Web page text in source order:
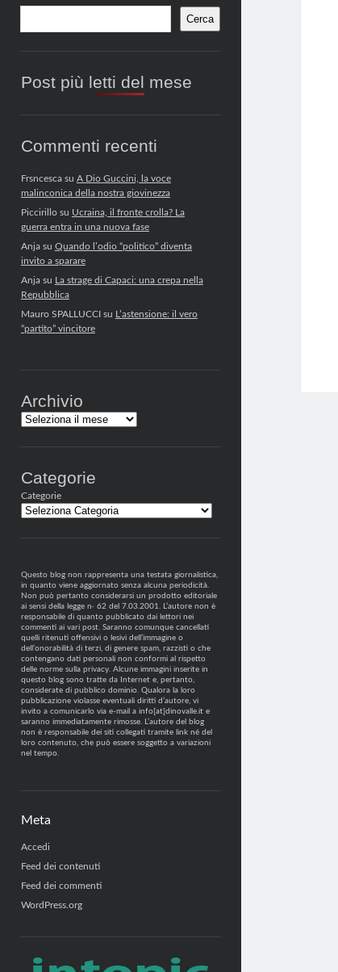
laterale
Cerca
Post più letti del mese
Commenti recenti
Frsncescasu A Dio Guccini, la voce
malinconica della nostra giovinezza
Piccirillosu Ucraina, il fronte crolla? La
guerra entra in una nuova fase
Anjasu Quando l’odio “politico” diventa
invito a sparare
Anjasu La strage di Capaci: una crepa nella
Repubblica
Mauro SPALLUCCIsu L’astensione: il vero
“partito” vincitore
Archivio
Archivi
Categorie
Categorie
Questo blog non rappresenta una testata giornalistica,
in quanto viene aggiornato senza alcuna periodicità.
Non può pertanto considerarsi un prodotto editoriale
ai sensi della legge n· 62 del 7.03.2001. L’autore non è
responsabile di quanto pubblicato dai lettori nei
commenti ai vari post. Saranno comunque cancellati
quelli ritenuti offensivi o lesivi dell’immagine o
dell’onorabilità di terzi, di genere spam, razzisti o che
contengano dati personali non conformi al rispetto
delle norme sulla privacy. Alcune immagini inserite in
questo blog sono tratte da Internet e, pertanto,
considerate di pubblico dominio. Qualora la loro
pubblicazione violasse eventuali diritti d’autore, vi
invito a comunicarlo via e-mail a info[at]dinovalle.it e
saranno immediatamente rimosse. L’autore del blog
non è responsabile dei siti collegati tramite link né del
loro contenuto, che può essere soggetto a variazioni
nel tempo.
Meta
Accedi
Feed dei contenuti
Feed dei commenti
WordPress.org